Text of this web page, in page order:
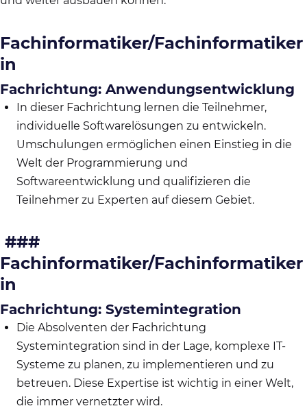
Fachinformatiker/Fachinformatiker
in
Fachrichtung: Anwendungsentwicklung
In dieser Fachrichtung lernen die Teilnehmer,
individuelle Softwarelösungen zu entwickeln.
Umschulungen ermöglichen einen Einstieg in die
Welt der Programmierung und
Softwareentwicklung und qualifizieren die
Teilnehmer zu Experten auf diesem Gebiet.
###
Fachinformatiker/Fachinformatiker
in
Fachrichtung: Systemintegration
Die Absolventen der Fachrichtung
Systemintegration sind in der Lage, komplexe IT-
Systeme zu planen, zu implementieren und zu
betreuen. Diese Expertise ist wichtig in einer Welt,
die immer vernetzter wird.